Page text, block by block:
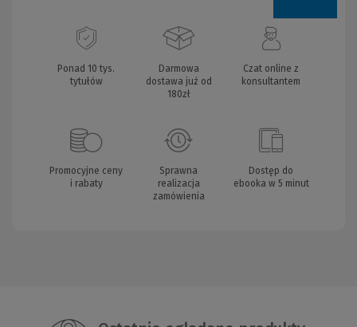
Ponad 10 tys.
tytułów
Darmowa
dostawa już od
180zł
Czat online z
konsultantem
Promocyjne ceny
i rabaty
Sprawna
realizacja
zamówienia
Dostęp do
ebooka w 5 minut